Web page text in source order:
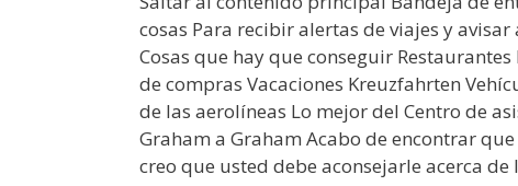
cosas Para recibir alertas de viajes y
Cosas que hay que conseguir
de compras Vacaciones Kreuzfahrten
de las aerolíneas Lo mejor del Centro de
Graham a Graham Acabo de encontrar
creo que usted debe aconsejarle acerca